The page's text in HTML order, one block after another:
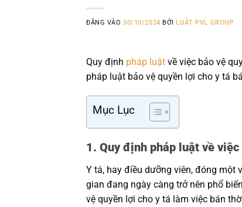
ĐĂNG VÀO30/10/2024 BỞI LUẬT PVL GROUP
Quy định pháp luật về việc bảo vệ
pháp luật bảo vệ quyền lợi cho y tá
Mục Lục
1. Quy định pháp luật về
Y tá, hay điều dưỡng viên, đóng một
gian đang ngày càng trở nên phổ
vệ quyền lợi cho y tá làm việc bán